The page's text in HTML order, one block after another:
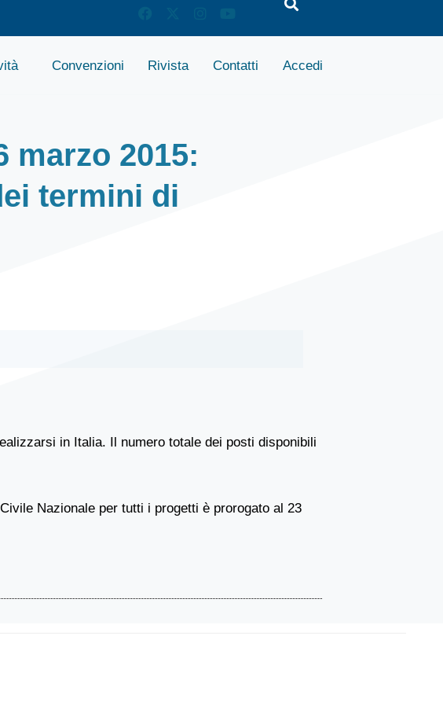
Convenzioni Rivista Contatti Accedi
marzo 2015:
termini di
in Italia. Il numero totale dei posti disponibili
Nazionale per tutti i progetti è prorogato al 23